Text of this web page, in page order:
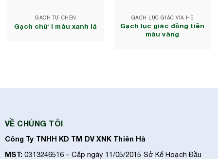
GẠCH TỰ CHÈN
Gạch chữ i màu xanh lá
GẠCH LỤC GIÁC VỈA HÈ
Gạch lục giác đồng tiền
màu vàng
VỀ CHÚNG TÔI
Công Ty TNHH KD TM DV XNK Thiên Hà
MST: 0313246516 – Cấp ngày 11/05/2015 Sở Kế Hoạch Đầu